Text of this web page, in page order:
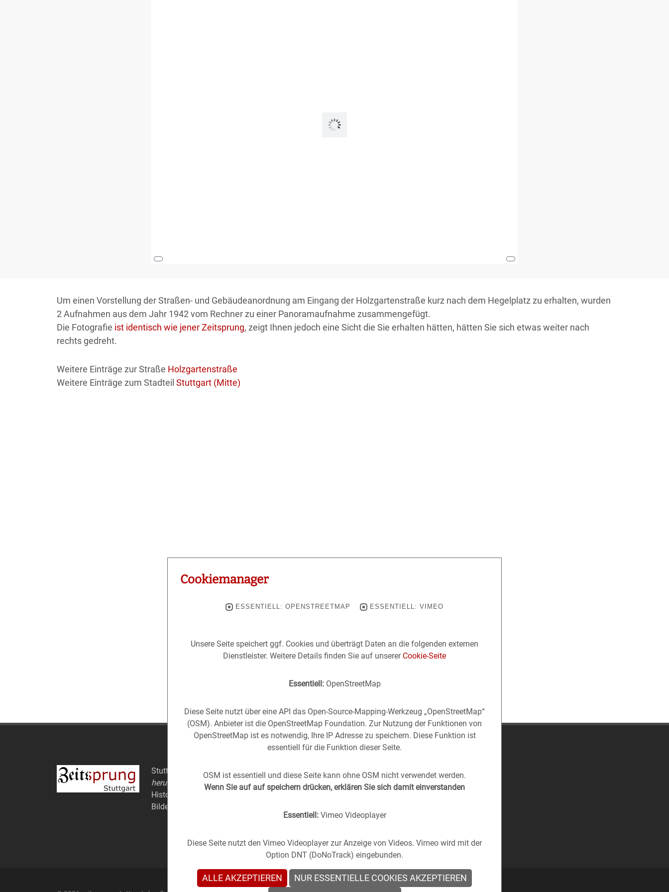
Um einen Vorstellung der Straßen- und Gebäudeanordnung am Eingang der Holzgartenstraße kurz nach dem Hegelplatz zu erhalten, wurden
2 Aufnahmen aus dem Jahr 1942 vom Rechner zu einer Panoramaufnahme zusammengefügt.
Die Fotografie ist identisch wie jener Zeitsprung, zeigt Ihnen jedoch eine Sicht die Sie erhalten hätten, hätten Sie sich etwas weiter nach
rechts gedreht.
Weitere Einträge zur Straße Holzgartenstraße
Weitere Einträge zum Stadteil Stuttgart (Mitte)
Stuttgart aus derVergangenheitin die Gegenwart geholt -
(oder anders
herum).
Historische Fotos aus Stuttgart im direkten Vergleich mit zeitgenössischen
Bildern.
Cookiemanager
ESSENTIELL: OPENSTREETMAP ESSENTIELL: VIMEO
Unsere Seite speichert ggf. Cookies und überträgt Daten an die folgenden externen
Dienstleister. Weitere Details finden Sie auf unserer Cookie-Seite
Essentiell:OpenStreetMap
Diese Seite nutzt über eine API das Open-Source-Mapping-Werkzeug „OpenStreetMap“
(OSM). Anbieter ist die OpenStreetMap Foundation. Zur Nutzung der Funktionen von
OpenStreetMap ist es notwendig, Ihre IP Adresse zu speichern. Diese Funktion ist
essentiell für die Funktion dieser Seite.
OSM ist essentiell und diese Seite kann ohne OSM nicht verwendet werden.
Wenn Sie auf auf speichern drücken, erklären Sie sich damit einverstanden
Essentiell:Vimeo Videoplayer
Diese Seite nutzt den Vimeo Videoplayer zur Anzeige von Videos. Vimeo wird mit der
Option DNT (DoNoTrack) eingebunden.
ALLE AKZEPTIEREN
NUR ESSENTIELLE COOKIES AKZEPTIEREN